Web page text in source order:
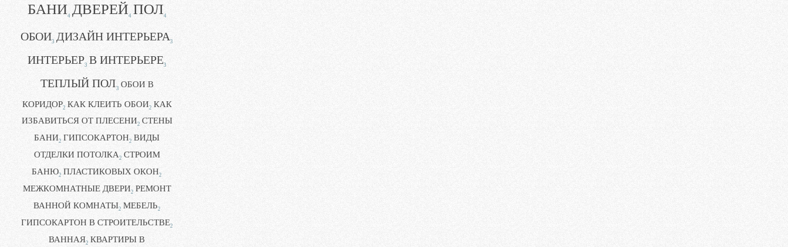
БАНИ4 ДВЕРЕЙ4 ПОЛ4
ОБОИ3 ДИЗАЙН ИНТЕРЬЕРА3
ИНТЕРЬЕР3 В ИНТЕРЬЕРЕ3
ТЕПЛЫЙ ПОЛ3 ОБОИ В
КОРИДОР2 КАК КЛЕИТЬ ОБОИ2 КАК
ИЗБАВИТЬСЯ ОТ ПЛЕСЕНИ2 СТЕНЫ
БАНИ2 ГИПСОКАРТОН2 ВИДЫ
ОТДЕЛКИ ПОТОЛКА2 СТРОИМ
БАНЮ2 ПЛАСТИКОВЫХ ОКОН2
МЕЖКОМНАТНЫЕ ДВЕРИ2 РЕМОНТ
ВАННОЙ КОМНАТЫ2 МЕБЕЛЬ2
ГИПСОКАРТОН В СТРОИТЕЛЬСТВЕ2
ВАННАЯ2 КВАРТИРЫ В